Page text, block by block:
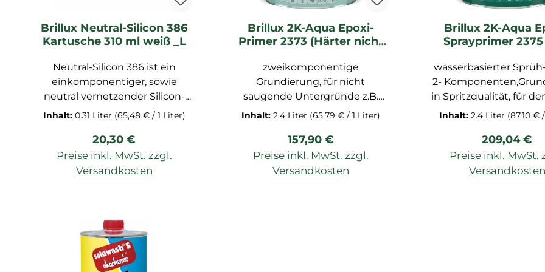
wir die vielen Qualitäten von
und herausfinden, warum sie
die perfekte Wahl für diejenigen
ist, die nach einer Farbe mit
höchster Eleganz und
Raffinesse suchen.
weiß,
miteinander im
Verhältnis vermischt
Brillux Neutral-Silicon 386
Kartusche 310 ml weiß _L
Neutral-Silicon 386 ist ein
einkomponentiger, sowie
neutral vernetzender Silicon-
Dichtstoff. Das Produkt ist
beschichtungsverträglich.
Eignung für
Glasversiegelungen,
Produkt ist zahlreichen
chemischen Substanzen
gegenüber ausgezeichnet
Inhalt: 0.31 Liter (65,48 € / 1 Liter)
Regulärer Preis:
20,30 €
Preise inkl. MwSt. zzgl.
Versandkosten
Brillux 2K-Aqua Epoxi-
Primer 2373 (Härter nicht
ltr
zweikomponentige
Grundierung, für nicht
saugende Untergründe z.B.
verzinktem Stahl- Zink- Eisen-
Aluminium, haftvermittelnde
Eigenschaften, wasserbasiert,
Für den Innen- und
Inhalt: 2.4 Liter (65,79 € / 1 Liter)
Regulärer Preis:
157,90 €
Preise inkl. MwSt. zzgl.
Versandkosten
Brillux 2K-Aqua
Sprayprimer
nicht enthalten)
wasserbasierter
2-
in Spritzqualität, für
und
Grundierung für
saugenden
Zink, verzinktem
Inhalt: 2.4 Liter (87,10 €
Regulärer
209,04 €
Preise inkl. MwSt.
Versandkosten